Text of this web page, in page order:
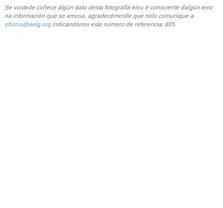
Se vostede coñece algún dato desta fotografía e/ou é consciente dalgún erro
na información que se amosa, agradecémoslle que nolo comunique a
oficina@aelg.orgindicándonos este número de referencia: 805